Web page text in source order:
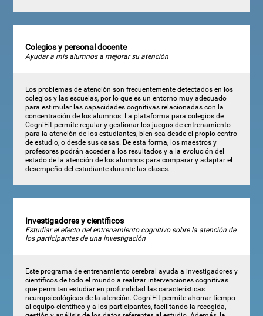
Colegios y personal docente
Ayudar a mis alumnos a mejorar su atención
Los problemas de atención son frecuentemente detectados en los
colegios y las escuelas, por lo que es un entorno muy adecuado
para estimular las capacidades cognitivas relacionadas con la
concentración de los alumnos. La plataforma para colegios de
CogniFit permite regular y gestionar los juegos de entrenamiento
para la atención de los estudiantes, bien sea desde el propio centro
de estudio, o desde sus casas. De esta forma, los maestros y
profesores podrán acceder a los resultados y a la evolución del
estado de la atención de los alumnos para comparar y adaptar el
desempeño del estudiante durante las clases.
Investigadores y científicos
Estudiar el efecto del entrenamiento cognitivo sobre la atención de
los participantes de una investigación
Este programa de entrenamiento cerebral ayuda a investigadores y
científicos de todo el mundo a realizar intervenciones cognitivas
que permitan estudiar en profundidad las características
neuropsicológicas de la atención. CogniFit permite ahorrar tiempo
al equipo científico y a los participantes, facilitando la recogida,